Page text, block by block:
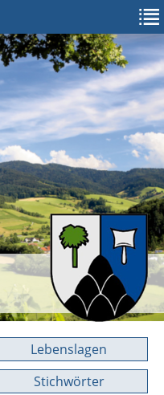
Lebenslagen
Stichwörter